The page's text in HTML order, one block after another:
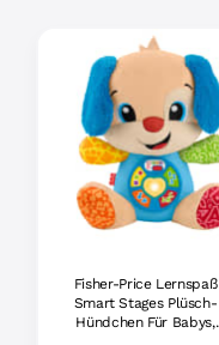
Fisher-Price Lernspaß
Smart Stages Plüsch-
Hündchen Für Babys,